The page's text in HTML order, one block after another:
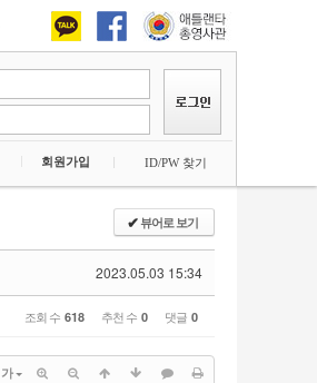
회원가입 ID/PW 찾기
✔뷰어로 보기
2023.05.03 15:34
조회 수 618 추천 수 0 댓글 0
가